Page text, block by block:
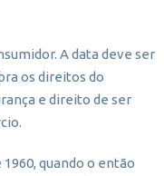
A data deve ser
os direitos do
e direito de ser
quando o então